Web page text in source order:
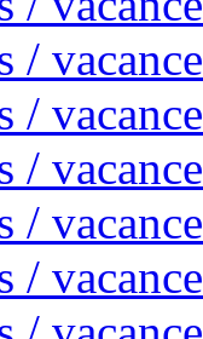
/
/
/
/
/